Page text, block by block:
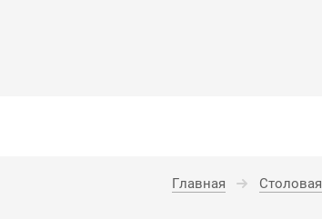
Главная Столовая